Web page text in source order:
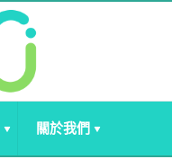
關於我們